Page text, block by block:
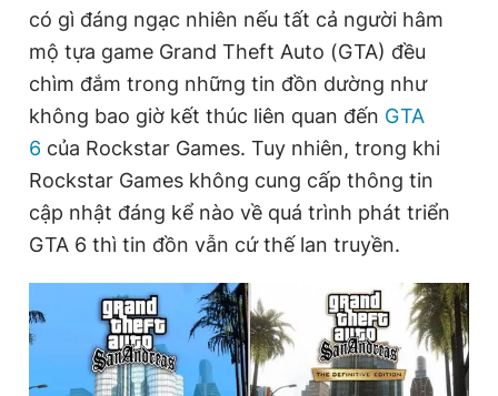
Sản phẩm khác
Tiện ích Bạn cần biết
Thông tin tòa soạn Liên hệ quảng cáo
Đọc Thanh Niên trên điện thoại
có gì đáng ngạc nhiên nếu tất cả người hâm
mộ tựa game Grand Theft Auto (GTA) đều
chìm đắm trong những tin đồn dường như
không bao giờ kết thúc liên quan đến GTA
6 của Rockstar Games. Tuy nhiên, trong khi
Rockstar Games không cung cấp thông tin
cập nhật đáng kể nào về quá trình phát triển
GTA 6 thì tin đồn vẫn cứ thế lan truyền.